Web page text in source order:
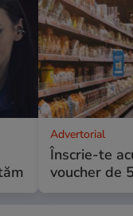
Advertorial
Înscrie-te
voucher de